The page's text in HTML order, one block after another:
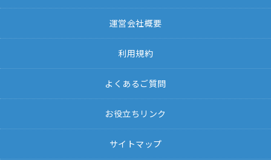
運営会社概要
利用規約
よくあるご質問
お役立ちリンク
サイトマップ